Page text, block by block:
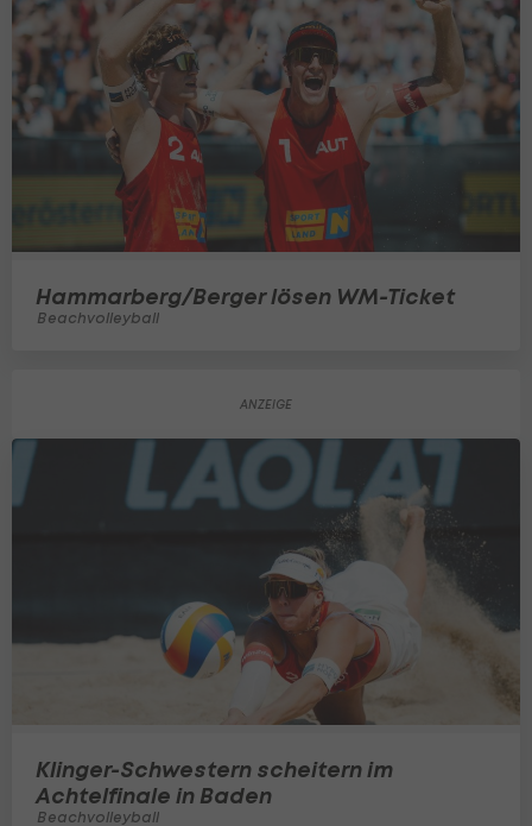
Hammarberg/Berger lösen WM-Ticket
Beachvolleyball
Klinger-Schwestern scheitern im
Achtelfinale in Baden
Beachvolleyball